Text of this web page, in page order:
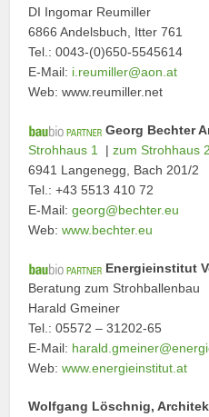
DI Ingomar Reumiller
6866 Andelsbuch, Itter 761
Tel.: 0043-(0)650-5545614
E-Mail: i.reumiller@aon.at
Web: www.reumiller.net
Georg Bechter
Strohhaus 1
| zum Strohhaus 2
6941 Langenegg, Bach 201/2
Tel.: +43 5513 410 72
E-Mail:georg@bechter.eu
Web: www.bechter.eu
Energieinstitut
Beratung zum Strohballenbau
Harald Gmeiner
Tel.: 05572 – 31202-65
E-Mail:
Web:www.energieinstitut.at
Wolfgang Löschnig,